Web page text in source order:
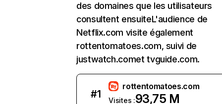
des domaines que les utilisateurs
consultent ensuiteL'audience de
Netflix.com visite également
rottentomatoes.com, suivi de
justwatch.comet tvguide.com.
#1
rottentomatoes.com
Visites :93,75 M